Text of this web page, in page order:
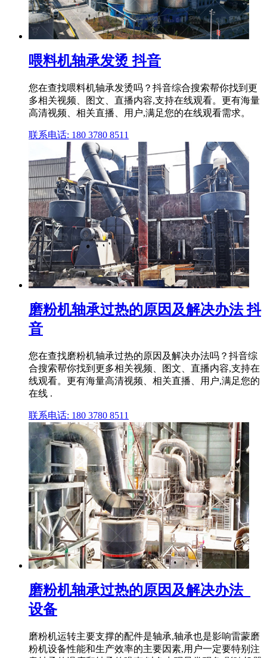
喂料机轴承发烫 抖音
您在查找喂料机轴承发烫吗？抖音综合搜索帮你找到更
多相关视频、图文、直播内容,支持在线观看。更有海量
高清视频、相关直播、用户,满足您的在线观看需求。
联系电话: 180 3780 8511
磨粉机轴承过热的原因及解决办法 抖
音
您在查找磨粉机轴承过热的原因及解决办法吗？抖音综
合搜索帮你找到更多相关视频、图文、直播内容,支持在
线观看。更有海量高清视频、相关直播、用户,满足您的
在线 .
联系电话: 180 3780 8511
磨粉机轴承过热的原因及解决办法_
设备
磨粉机运转主要支撑的配件是轴承,轴承也是影响雷蒙磨
粉机设备性能和生产效率的主要因素,用户一定要特别注